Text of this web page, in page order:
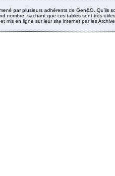
par plusieurs adhérents de Gen&O. Qu’ils
nombre, sachant que ces tables sont très
mis en ligne sur leur site internet par les